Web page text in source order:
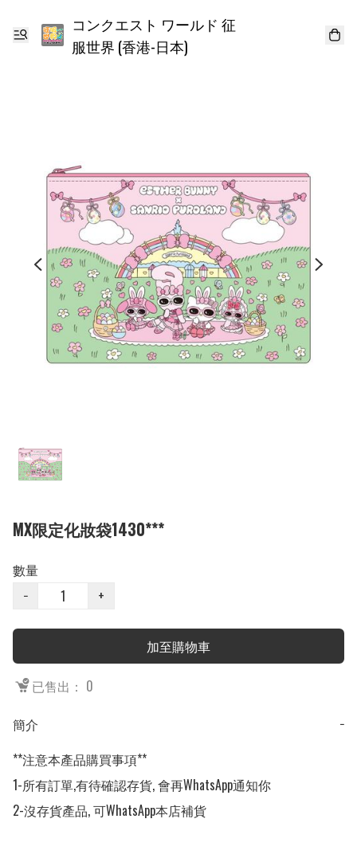
コンクエスト ワールド 征
服世界 (香港-日本)
MX限定化妝袋1430***
數量
−
+
加至購物車
已售出： 0
簡介
−
**注意本產品購買事項**
1-所有訂單,有待確認存貨, 會再WhatsApp通知你
2-沒存貨產品, 可WhatsApp本店補貨